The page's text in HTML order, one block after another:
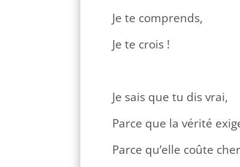
Je te comprends,
Je te crois !
Je sais que tu dis vrai,
Parce que la vérité
Parce qu’elle coûte